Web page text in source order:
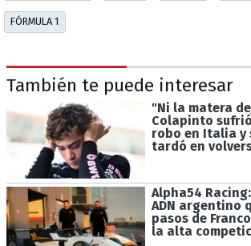
FÓRMULA 1
También te puede interesar
"Ni la matera
Colapinto
robo en Italia y
tardó en
Alpha54
ADN argentino
pasos de
la alta